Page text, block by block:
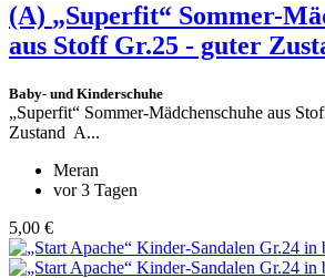
(A) „Superfit“ Sommer-
aus Stoff Gr.25 - guter
Baby- und Kinderschuhe
„Superfit“ Sommer-Mädchenschuhe aus
Zustand A...
Meran
vor 3 Tagen
5,00 €